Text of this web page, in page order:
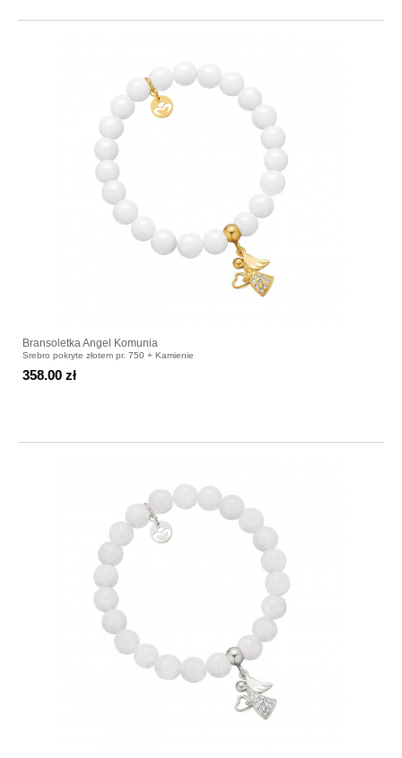
Bransoletka Angel Komunia
Srebro pokryte złotem pr. 750 + Kamienie
358.00 zł